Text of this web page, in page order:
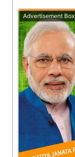
Advertisement Box